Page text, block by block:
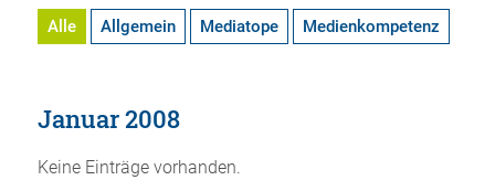
Alle Allgemein Mediatope Medienkompetenz
Januar 2008
Keine Einträge vorhanden.